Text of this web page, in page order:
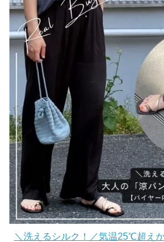
＼洗えるシルク！／気温25℃超え